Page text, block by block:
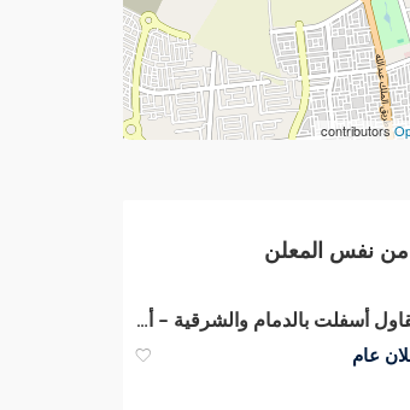
contributors
من نفس المعلن
مقاول أسفلت بالدمام والشرقية – أفضل خدمات تمهيد ورصف الطرقإ
عام